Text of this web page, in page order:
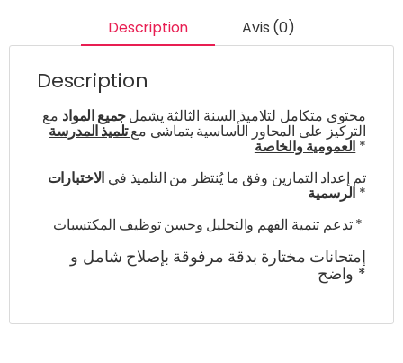
Description Avis (0)
Description
محتوى متكامل لتلاميذ السنة الثالثة يشملجميع المواد مع
التركيز على المحاور الأساسية يتماشى معتلميذ المدرسة
العمومية والخاصة *
تم إعداد التمارين وفق ما يُنتظر من التلميذ في الاختبارات
الرسمية *
تدعم تنمية الفهم والتحليل وحسن توظيف المكتسبات *
إمتحانات مختارة بدقة مرفوقة بإصلاح شامل و
واضح *